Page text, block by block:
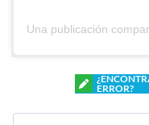
ERROR?